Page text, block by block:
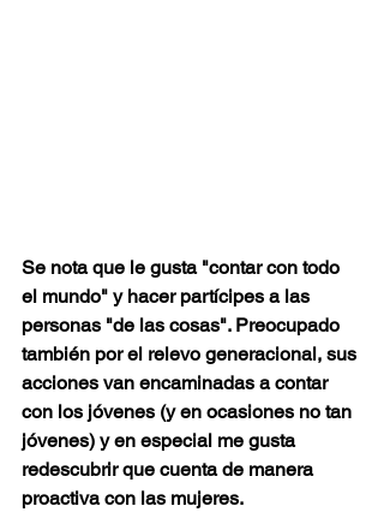
Se nota que le gusta "contar con todo
el mundo" y hacer partícipes a las
personas "de las cosas". Preocupado
también por el relevo generacional, sus
acciones van encaminadas a contar
con los jóvenes (y en ocasiones no tan
jóvenes) y en especial me gusta
redescubrir que cuenta de manera
proactiva con las mujeres.